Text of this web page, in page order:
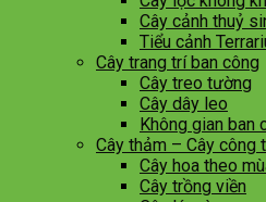
Cây cảnh thuỷ
Tiểu cảnh
Cây trang trí ban công
Cây treo tường
Cây dây leo
Không gian ban
Cây thảm – Cây công
Cây hoa theo
Cây trồng viền